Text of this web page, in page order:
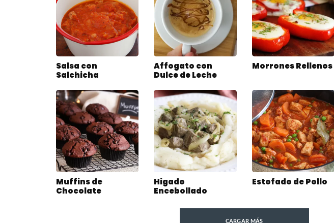
Salsa con
Salchicha
Affogato con
Dulce de Leche
Morrones Rellenos
Muffins de
Chocolate
Higado
Encebollado
Estofado de Pollo
CARGAR MÁS